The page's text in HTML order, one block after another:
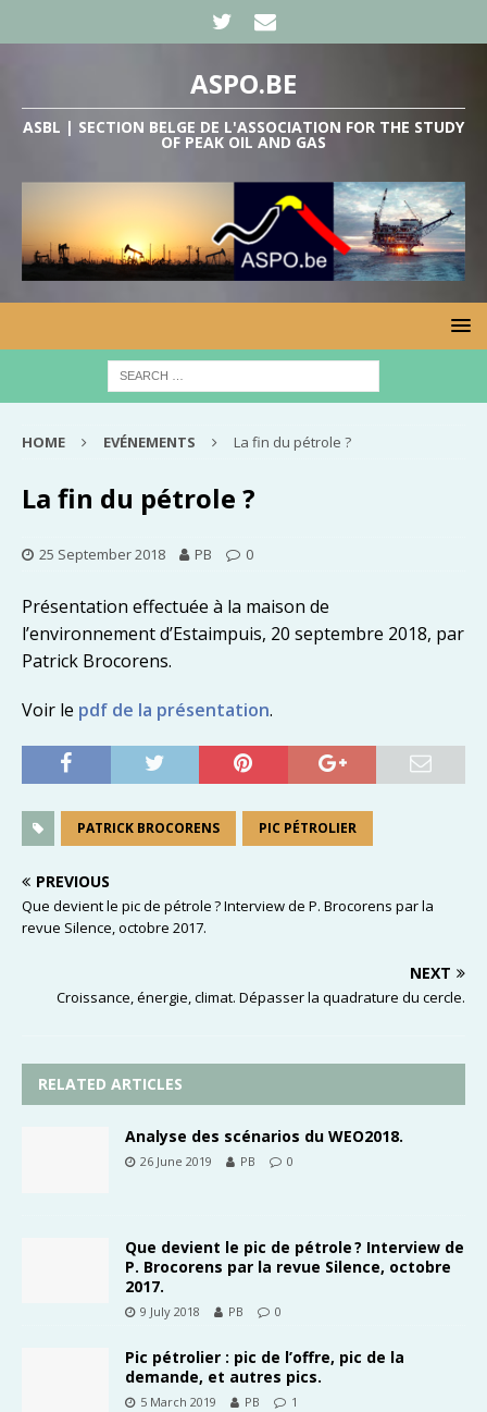
ASPO.BE
ASBL | SECTION BELGE DE L'ASSOCIATION FOR THE STUDY
OF PEAK OIL AND GAS
HOME EVÉNEMENTS La fin du pétrole ?
La fin du pétrole ?
25 September 2018 PB 0
Présentation effectuée à la maison de
l’environnement d’Estaimpuis, 20 septembre 2018, par
Patrick Brocorens.
Voir le pdf de la présentation.
PATRICK BROCORENS PIC PÉTROLIER
PREVIOUS
Que devient le pic de pétrole ? Interview de P. Brocorens par la
revue Silence, octobre 2017.
NEXT
Croissance, énergie, climat. Dépasser la quadrature du cercle.
RELATED ARTICLES
Analyse des scénarios du WEO2018.
26 June 2019 PB 0
Que devient le pic de pétrole ? Interview de
P. Brocorens par la revue Silence, octobre
2017.
9 July 2018 PB 0
Pic pétrolier : pic de l’offre, pic de la
demande, et autres pics.
5 March 2019 PB 1